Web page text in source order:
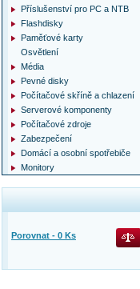
Příslušenství pro PC a NTB
Flashdisky
Paměťové karty
Osvětlení
Média
Pevné disky
Počítačové skříně a chlazení
Serverové komponenty
Počítačové zdroje
Zabezpečení
Domácí a osobní spotřebiče
Monitory
Porovnat - 0 Ks